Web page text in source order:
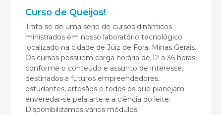
Curso de Queijos!
Trata-se de uma série de cursos dinâmicos
ministrados em nosso laboratório tecnológico
localizado na cidade de Juiz de Fora, Minas Gerais.
Os cursos possuem carga horária de 12 a 36 horas
conforme o conteúdo e assunto de interesse,
destinados a futuros empreendedores,
estudantes, artesãos e todos os que planejam
enveredar-se pela arte e a ciência do leite.
Disponibilizamos vários módulos.